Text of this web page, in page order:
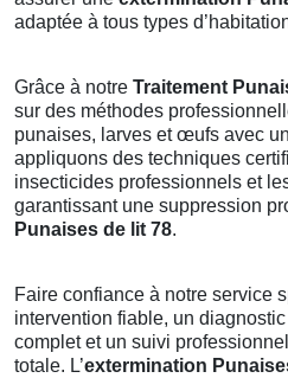
adaptée à tous types
Grâce à notre Traitement
sur des méthodes
punaises, larves et œufs avec
appliquons des techniques
insecticides professionnels et
garantissant une suppression
Punaises de lit 78.
Faire confiance à notre service
intervention fiable, un
complet et un suivi
totale. L’extermination